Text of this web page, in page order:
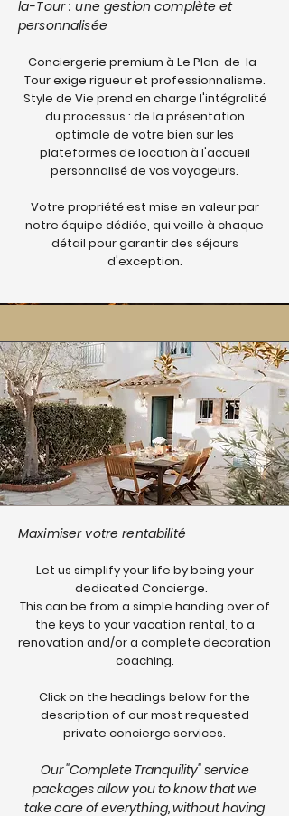
la-Tour : une gestion complète et
personnalisée
Conciergerie premium à Le Plan-de-la-
Tour exige rigueur et professionnalisme.
Style de Vie prend en charge l'intégralité
du processus : de la présentation
optimale de votre bien sur les
plateformes de location à l'accueil
personnalisé de vos voyageurs.
Votre propriété est mise en valeur par
notre équipe dédiée, qui veille à chaque
détail pour garantir des séjours
d'exception.
Maximiser votre rentabilité
Let us simplify your life by being your
dedicated Concierge.
This can be from a simple handing over of
the keys to your vacation rental, to a
renovation and/or a complete decoration
coaching.
Click on the headings below for the
description of our most requested
private concierge services.
Our "Complete Tranquility" service
packages allow you to know that we
take care of everything, without having